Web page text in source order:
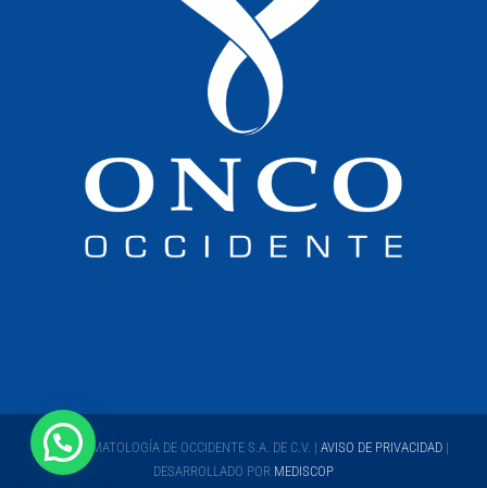
ONCO HEMATOLOGÍA DE OCCIDENTE S.A. DE C.V. | AVISO DE PRIVACIDAD|
DESARROLLADO POR MEDISCOP